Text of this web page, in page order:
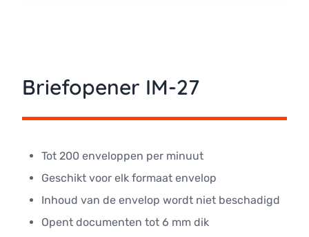
Briefopener IM-27
Tot 200 enveloppen per minuut
Geschikt voor elk formaat envelop
Inhoud van de envelop wordt niet beschadigd
Opent documenten tot 6 mm dik